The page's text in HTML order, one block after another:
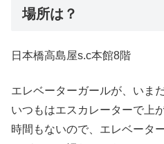
場所は？
日本橋高島屋s.c本館8階
エレベーターガールが、いま
いつもはエスカレーターで上
時間もないので、エレベータ